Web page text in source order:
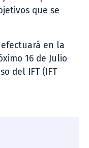
que se
efectuará en la
16 de Julio
del IFT (IFT